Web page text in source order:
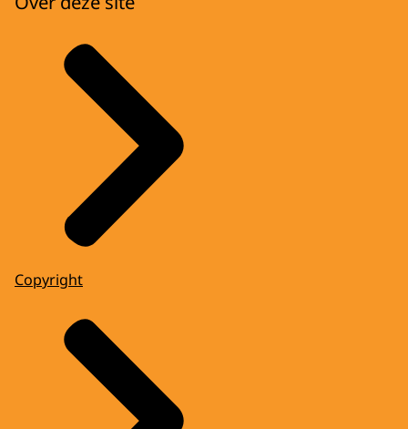
Copyright